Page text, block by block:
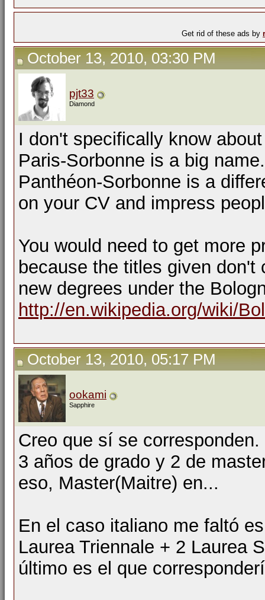
Get rid of these ads by
October 13, 2010, 03:30 PM
pjt33
Diamond
I don't specifically know
Paris-Sorbonne is a big
Panthéon-Sorbonne is a
on your CV and impress
You would need to get more
because the titles given
new degrees under the
http://en.wikipedia.org/wiki/
October 13, 2010, 05:17 PM
ookami
Sapphire
Creo que sí se
3 años de grado y 2 de
eso, Master(Maitre) en...
En el caso italiano me faltó
Laurea Triennale + 2 Laurea
último es el que